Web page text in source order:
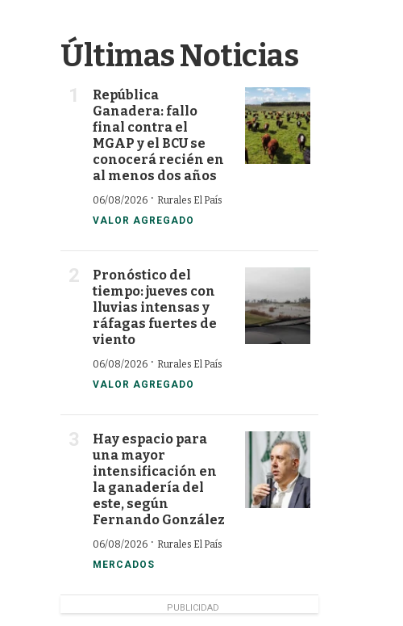
Últimas Noticias
República
Ganadera: fallo
final contra el
MGAP y el BCU se
conocerá recién en
al menos dos años
06/08/2026 · Rurales El País
VALOR AGREGADO
Pronóstico del
tiempo: jueves con
lluvias intensas y
ráfagas fuertes de
viento
06/08/2026 · Rurales El País
VALOR AGREGADO
Hay espacio para
una mayor
intensificación en
la ganadería del
este, según
Fernando González
06/08/2026 · Rurales El País
MERCADOS
PUBLICIDAD